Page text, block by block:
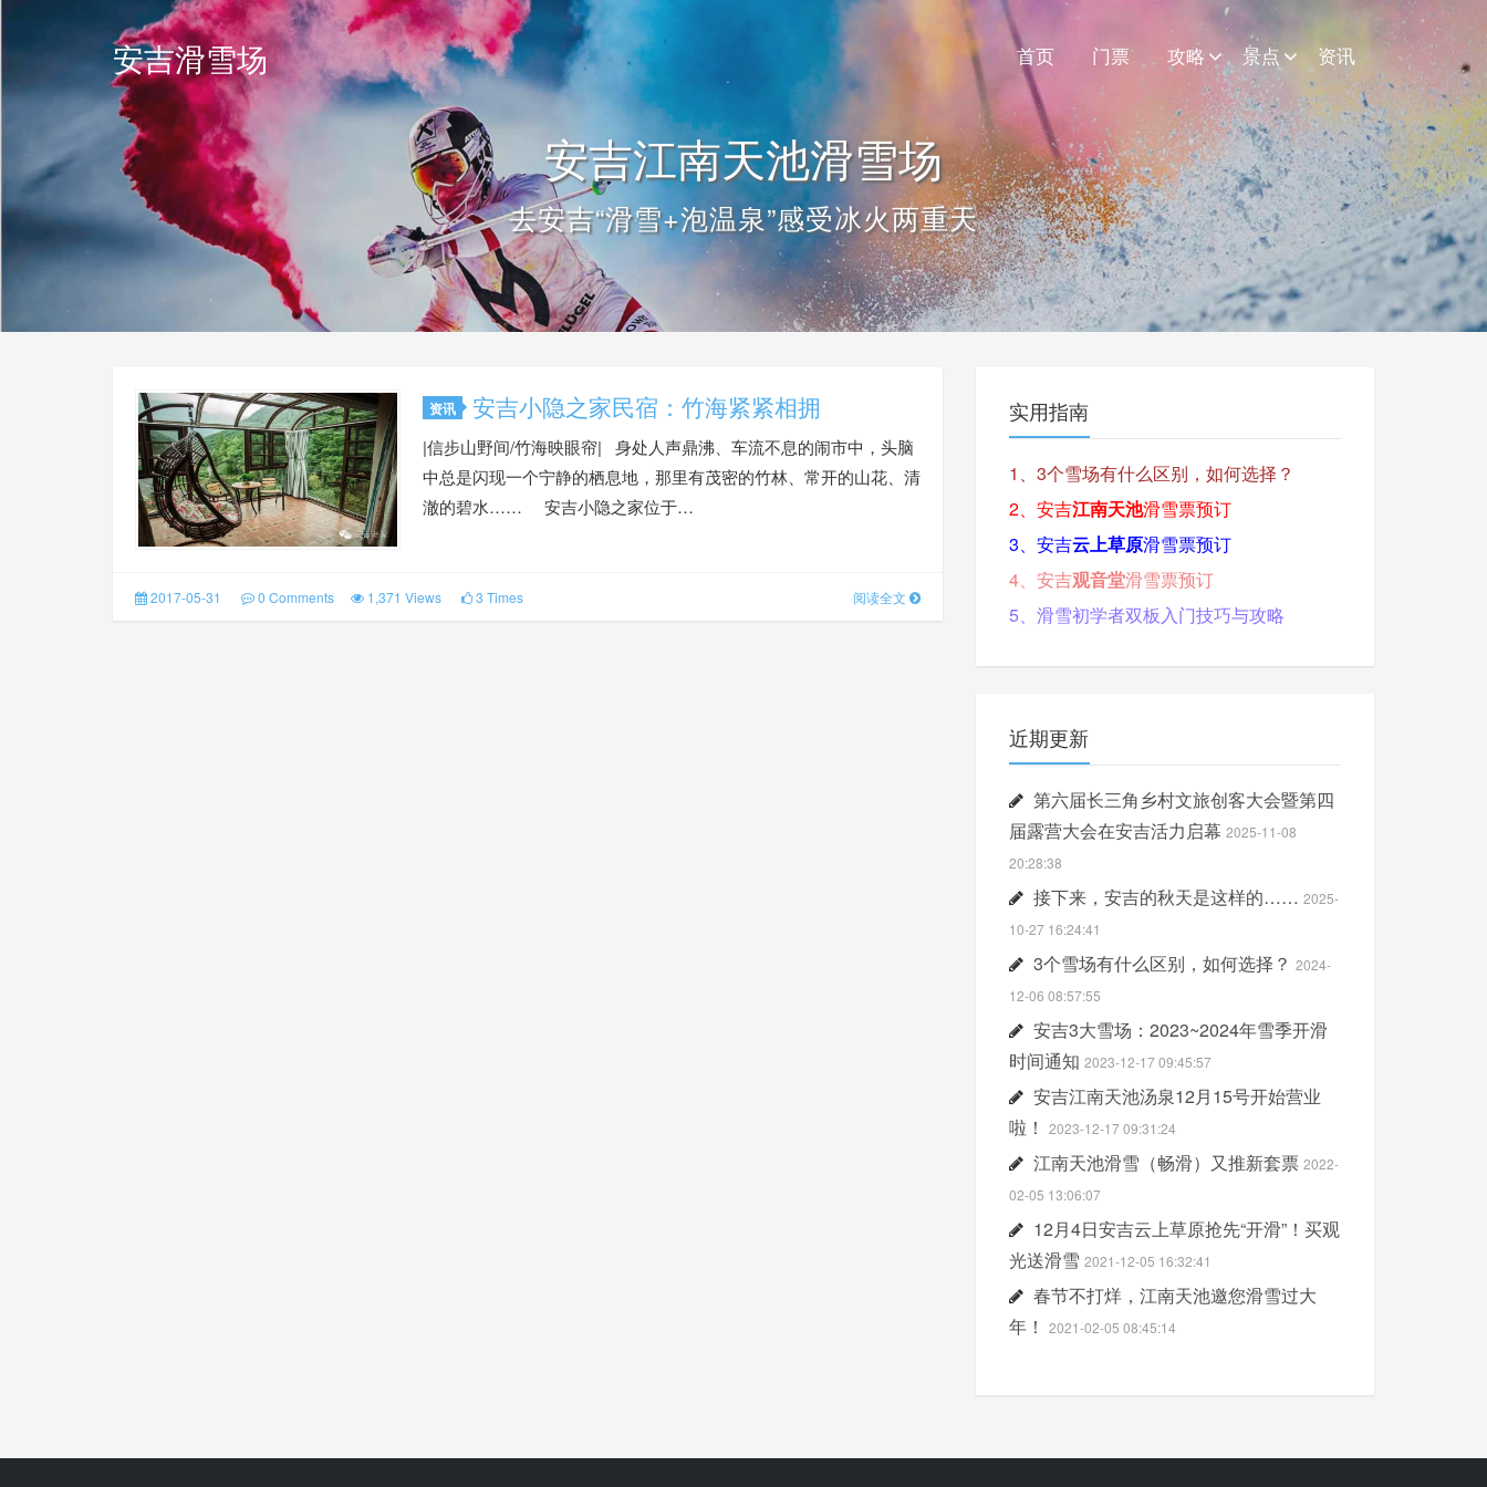
安吉滑雪场 首页 门票 攻略 景点 资讯
安吉江南天池滑雪场
去安吉“滑雪+泡温泉”感受冰火两重天
资讯 安吉小隐之家民宿：竹海紧紧相拥
|信步山野间/竹海映眼帘| 身处人声鼎沸、车流不息的闹市中，头脑
中总是闪现一个宁静的栖息地，那里有茂密的竹林、常开的山花、清
澈的碧水…… 安吉小隐之家位于…
2017-05-31 0 Comments 1,371 Views 3 Times 阅读全文
实用指南
1、3个雪场有什么区别，如何选择？
2、安吉江南天池滑雪票预订
3、安吉云上草原滑雪票预订
4、安吉观音堂滑雪票预订
5、滑雪初学者双板入门技巧与攻略
近期更新
第六届长三角乡村文旅创客大会暨第四
届露营大会在安吉活力启幕 2025-11-08
20:28:38
接下来，安吉的秋天是这样的…… 2025-
10-27 16:24:41
3个雪场有什么区别，如何选择？ 2024-
12-06 08:57:55
安吉3大雪场：2023~2024年雪季开滑
时间通知 2023-12-17 09:45:57
安吉江南天池汤泉12月15号开始营业
啦！
2023-12-17 09:31:24
江南天池滑雪（畅滑）又推新套票 2022-
02-05 13:06:07
12月4日安吉云上草原抢先“开滑”！买观
光送滑雪 2021-12-05 16:32:41
春节不打烊，江南天池邀您滑雪过大
年！
2021-02-05 08:45:14